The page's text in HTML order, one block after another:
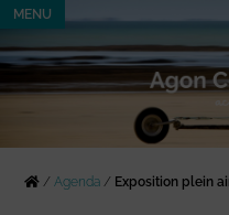
MENU
/Agenda / Exposition plein